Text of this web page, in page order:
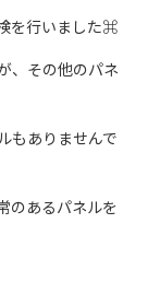
を行いました⌘
、その他のパネ
もありませんで
のあるパネルを